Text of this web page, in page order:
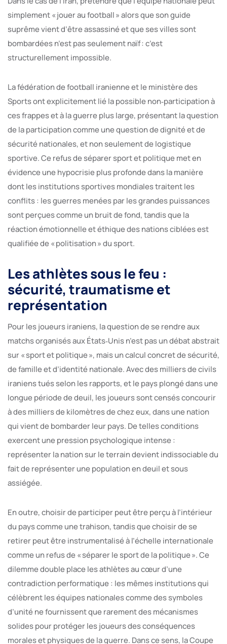
simplement « jouer au football » alors que son guide
suprême vient d’être assassiné et que ses villes sont
bombardées n’est pas seulement naïf : c’est
structurellement impossible.
La fédération de football iranienne et le ministère des
Sports ont explicitement lié la possible non‑participation à
ces frappes et à la guerre plus large, présentant la question
de la participation comme une question de dignité et de
sécurité nationales, et non seulement de logistique
sportive. Ce refus de séparer sport et politique met en
évidence une hypocrisie plus profonde dans la manière
dont les institutions sportives mondiales traitent les
conflits : les guerres menées par les grandes puissances
sont perçues comme un bruit de fond, tandis que la
réaction émotionnelle et éthique des nations ciblées est
qualifiée de « politisation » du sport.
Les athlètes sous le feu :
sécurité, traumatisme et
représentation
Pour les joueurs iraniens, la question de se rendre aux
matchs organisés aux États‑Unis n’est pas un débat abstrait
sur « sport et politique », mais un calcul concret de sécurité,
de famille et d’identité nationale. Avec des milliers de civils
iraniens tués selon les rapports, et le pays plongé dans une
longue période de deuil, les joueurs sont censés concourir
à des milliers de kilomètres de chez eux, dans une nation
qui vient de bombarder leur pays. De telles conditions
exercent une pression psychologique intense :
représenter la nation sur le terrain devient indissociable du
fait de représenter une population en deuil et sous
assiégée.
En outre, choisir de participer peut être perçu à l’intérieur
du pays comme une trahison, tandis que choisir de se
retirer peut être instrumentalisé à l’échelle internationale
comme un refus de « séparer le sport de la politique ». Ce
dilemme double place les athlètes au cœur d’une
contradiction performatique : les mêmes institutions qui
célèbrent les équipes nationales comme des symboles
d’unité ne fournissent que rarement des mécanismes
solides pour protéger les joueurs des conséquences
morales et physiques de la guerre. Dans ce sens, la Coupe